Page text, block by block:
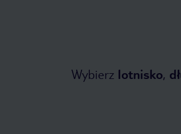
Wybierz lotnisko,